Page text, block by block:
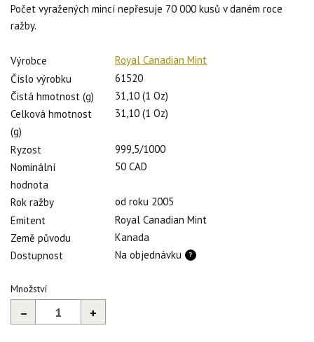
Počet vyražených mincí nepřesuje 70 000 kusů v daném roce
ražby.
Výrobce
Royal Canadian Mint
Číslo výrobku
61520
Čistá hmotnost (g)
31,10 (1 Oz)
Celková hmotnost
(g)
31,10 (1 Oz)
Ryzost
999,5/1000
Nominální
hodnota
50 CAD
Rok ražby
od roku 2005
Emitent
Royal Canadian Mint
Země původu
Kanada
Dostupnost
Na objednávku
Množství
– +